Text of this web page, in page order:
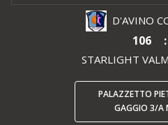
D'AVINO
106 :
STARLIGHT
PALAZZETTO
GAGGIO 3/A